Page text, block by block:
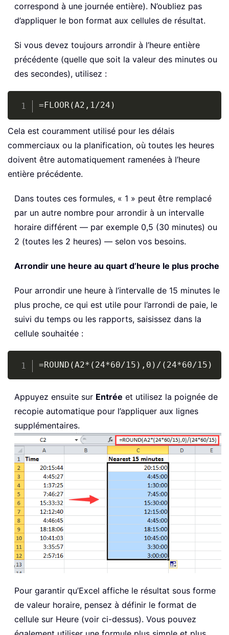
correspond à une journée entière). N’oubliez pas
d’appliquer le bon format aux cellules de résultat.
Si vous devez toujours arrondir à l’heure entière
précédente (quelle que soit la valeur des minutes ou
des secondes), utilisez :
=FLOOR(A2,1/24)
Cela est couramment utilisé pour les délais
commerciaux ou la planification, où toutes les heures
doivent être automatiquement ramenées à l’heure
entière précédente.
Dans toutes ces formules, « 1 » peut être remplacé
par un autre nombre pour arrondir à un intervalle
horaire différent — par exemple 0,5 (30 minutes) ou
2 (toutes les 2 heures) — selon vos besoins.
Arrondir une heure au quart d’heure le plus proche
Pour arrondir une heure à l’intervalle de 15 minutes le
plus proche, ce qui est utile pour l’arrondi de paie, le
suivi du temps ou les rapports, saisissez dans la
cellule souhaitée :
=ROUND(A2*(24*60/15),0)/(24*60/15)
Copy
Appuyez ensuite sur Entrée et utilisez la poignée de
recopie automatique pour l’appliquer aux lignes
supplémentaires.
Pour garantir qu’Excel affiche le résultat sous forme
de valeur horaire, pensez à définir le format de
cellule sur Heure (voir ci-dessus). Vous pouvez